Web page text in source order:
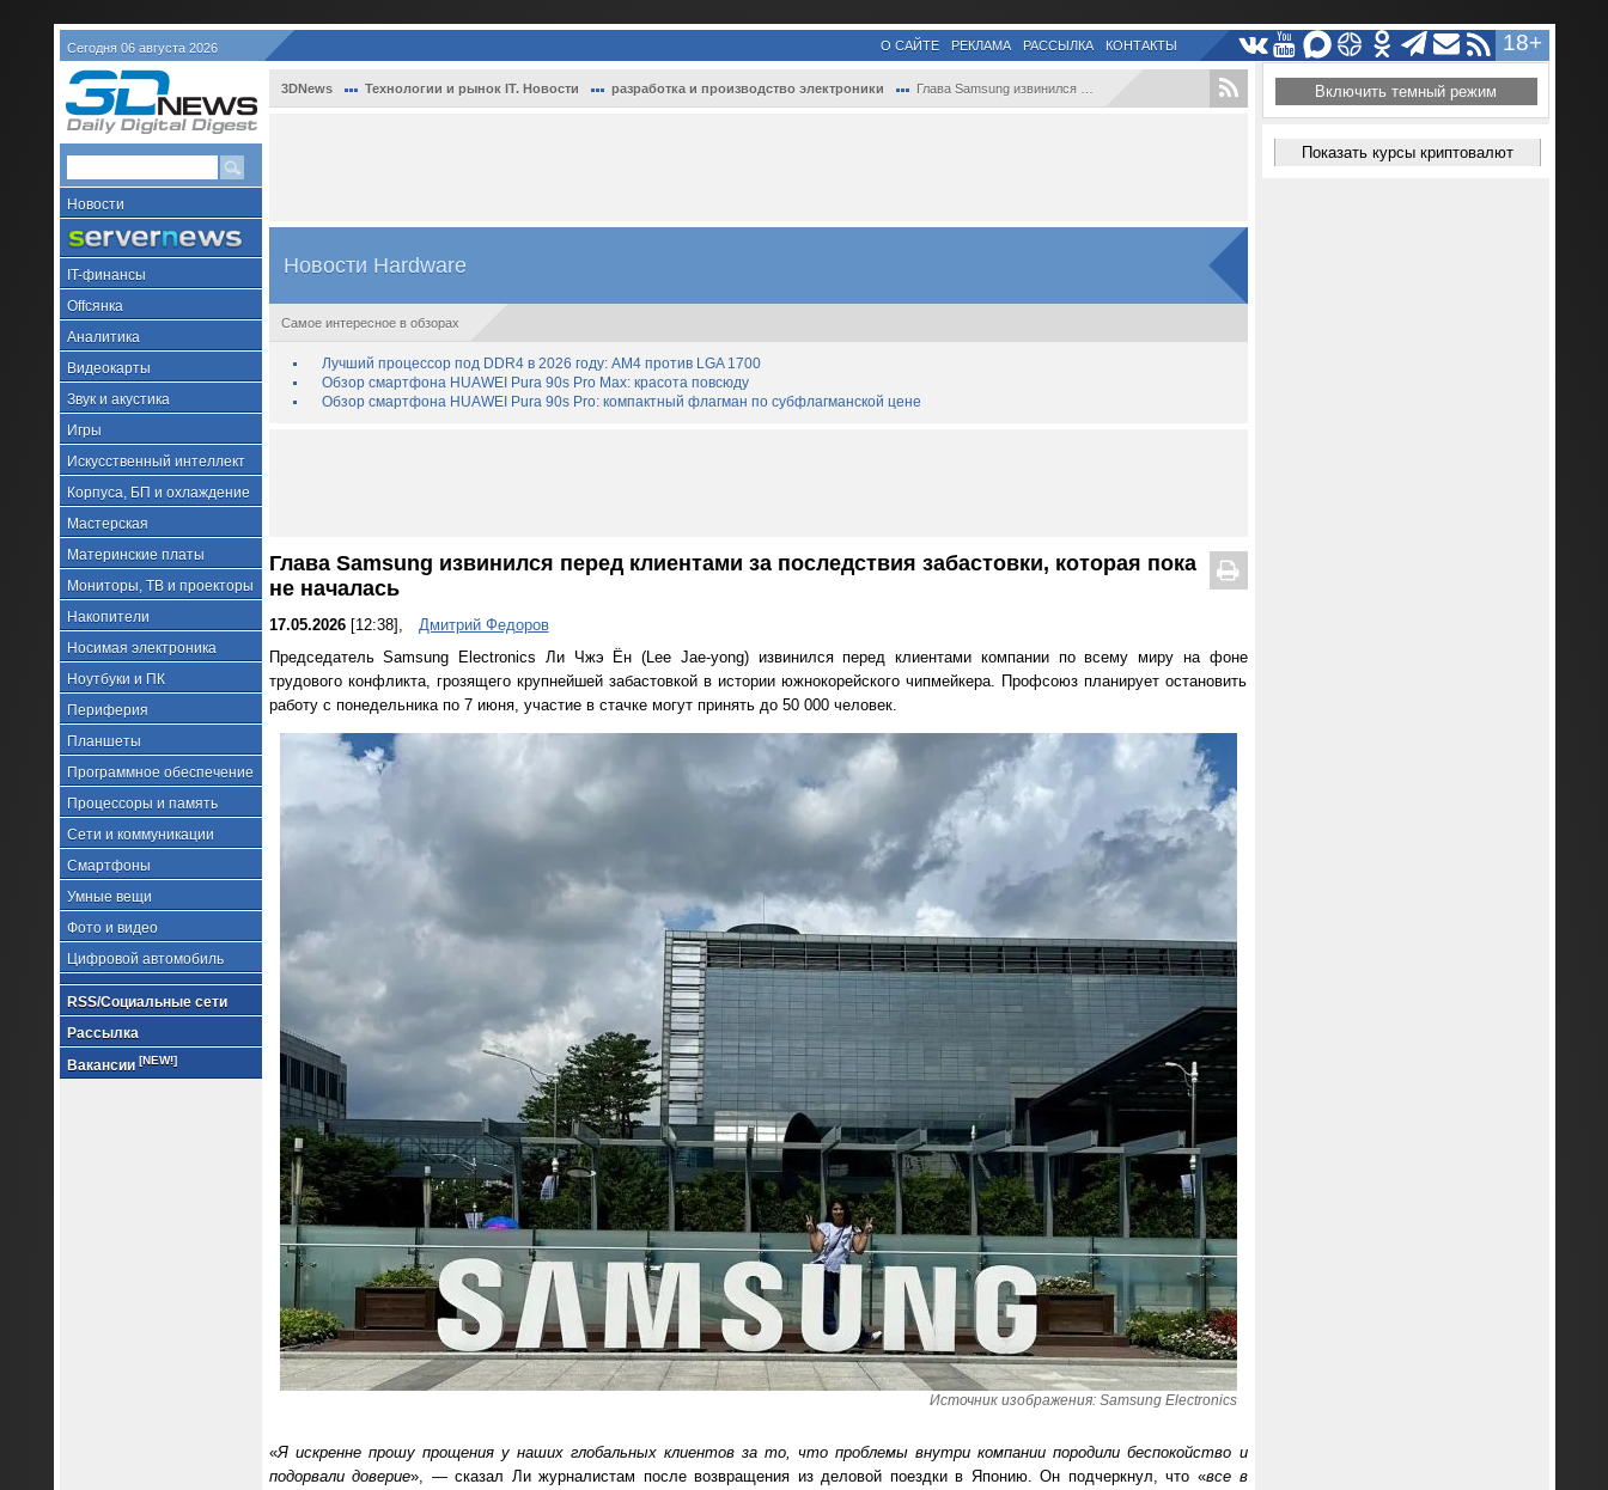
Сегодня 06 августа 2026 18+
О САЙТЕ РЕКЛАМА РАССЫЛКА КОНТАКТЫ
Новости
IT-финансы
Offсянка
Аналитика
Видеокарты
Звук и акустика
Игры
Искусственный интеллект
Корпуса, БП и охлаждение
Мастерская
Материнские платы
Мониторы, ТВ и проекторы
Накопители
Носимая электроника
Ноутбуки и ПК
Периферия
Планшеты
Программное обеспечение
Процессоры и память
Сети и коммуникации
Смартфоны
Умные вещи
Фото и видео
Цифровой автомобиль
RSS/Социальные сети
Рассылка
Вакансии [NEW!]
3DNews Технологии и рынок IT. Новости разработка и производство электроники Глава Samsung извинился перед клиентами ...
Новости Hardware
Самое интересное в обзорах
Лучший процессор под DDR4 в 2026 году: AM4 против LGA 1700
Обзор смартфона HUAWEI Pura 90s Pro Max: красота повсюду
Обзор смартфона HUAWEI Pura 90s Pro: компактный флагман по субфлагманской цене
Глава Samsung извинился перед клиентами за последствия забастовки, которая пока
не началась
17.05.2026[12:38],
Дмитрий Федоров
Председатель Samsung Electronics Ли Чжэ Ён (Lee Jae-yong) извинился перед клиентами компании по всему миру на фоне
трудового конфликта, грозящего крупнейшей забастовкой в истории южнокорейского чипмейкера. Профсоюз планирует остановить
работу с понедельника по 7 июня, участие в стачке могут принять до 50 000 человек.
Источник изображения: Samsung Electronics
«Я искренне прошу прощения у наших глобальных клиентов за то, что проблемы внутри компании породили беспокойство и
подорвали доверие», — сказал Ли журналистам после возвращения из деловой поездки в Японию. Он подчеркнул, что «все в
Включить темный режим
Показать курсы криптовалют